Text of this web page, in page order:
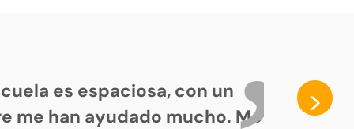
es espaciosa, con un
me han ayudado mucho. Me
>